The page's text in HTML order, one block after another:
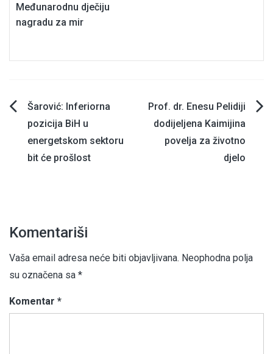
Međunarodnu dječiju
nagradu za mir
Navigacija
članaka
Šarović: Inferiorna
pozicija BiH u
energetskom sektoru
bit će prošlost
Prof. dr. Enesu Pelidiji
dodijeljena Kaimijina
povelja za životno
djelo
Komentariši
Vaša email adresa neće biti objavljivana. Neophodna polja
su označena sa *
Komentar *